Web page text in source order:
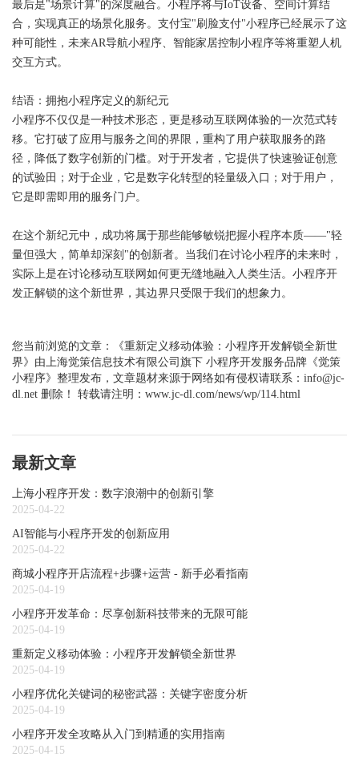
最后是"场景计算"的深度融合。小程序将与IoT设备、空间计算结
合，实现真正的场景化服务。支付宝"刷脸支付"小程序已经展示了这
种可能性，未来AR导航小程序、智能家居控制小程序等将重塑人机
交互方式。
结语：拥抱小程序定义的新纪元
小程序不仅仅是一种技术形态，更是移动互联网体验的一次范式转
移。它打破了应用与服务之间的界限，重构了用户获取服务的路
径，降低了数字创新的门槛。对于开发者，它提供了快速验证创意
的试验田；对于企业，它是数字化转型的轻量级入口；对于用户，
它是即需即用的服务门户。
在这个新纪元中，成功将属于那些能够敏锐把握小程序本质——"轻
量但强大，简单却深刻"的创新者。当我们在讨论小程序的未来时，
实际上是在讨论移动互联网如何更无缝地融入人类生活。小程序开
发正解锁的这个新世界，其边界只受限于我们的想象力。
您当前浏览的文章：
《重新定义移动体验：小程序开发解锁全新世
界》 由上海觉策信息技术有限公司旗下 小程序开发服务品牌《觉策
小程序》整理发布，文章题材来源于网络如有侵权请联系：info@jc-
dl.net 删除！ 转载请注明：www.jc-dl.com/news/wp/114.html
最新文章
上海小程序开发：数字浪潮中的创新引擎
2025-04-22
AI智能与小程序开发的创新应用
2025-04-22
商城小程序开店流程+步骤+运营 - 新手必看指南
2025-04-19
小程序开发革命：尽享创新科技带来的无限可能
2025-04-19
重新定义移动体验：小程序开发解锁全新世界
2025-04-19
小程序优化关键词的秘密武器：关键字密度分析
2025-04-19
小程序开发全攻略从入门到精通的实用指南
2025-04-15